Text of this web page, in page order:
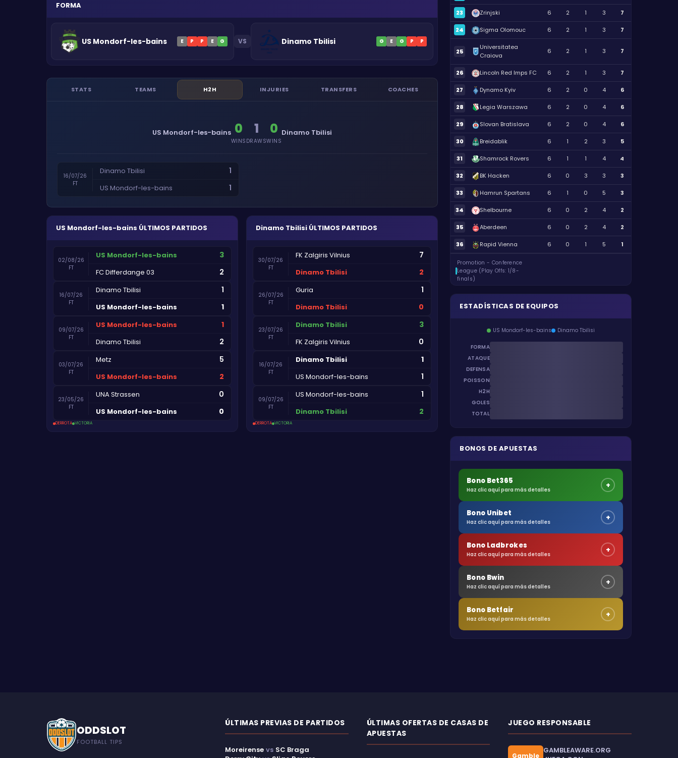
FORMA
US Mondorf-les-bains E P P E G VS Dinamo Tbilisi G E G P P
STATS TEAMS H2H INJURIES TRANSFERS COACHES
US Mondorf-les-bains 0
WINS
1
DRAWS
0
WINS
Dinamo Tbilisi
16/07/26
FT
Dinamo Tbilisi 1
US Mondorf-les-bains 1
US Mondorf-les-bains ÚLTIMOS PARTIDOS
02/08/26
FT
US Mondorf-les-bains 3
FC Differdange 03 2
16/07/26
FT
Dinamo Tbilisi 1
US Mondorf-les-bains 1
09/07/26
FT
US Mondorf-les-bains 1
Dinamo Tbilisi 2
03/07/26
FT
Metz 5
US Mondorf-les-bains 2
23/05/26
FT
UNA Strassen 0
US Mondorf-les-bains 0
DERROTA VICTORIA
Dinamo Tbilisi ÚLTIMOS PARTIDOS
30/07/26
FT
FK Zalgiris Vilnius 7
Dinamo Tbilisi 2
26/07/26
FT
Guria 1
Dinamo Tbilisi 0
23/07/26
FT
Dinamo Tbilisi 3
FK Zalgiris Vilnius 0
16/07/26
FT
Dinamo Tbilisi 1
US Mondorf-les-bains 1
09/07/26
FT
US Mondorf-les-bains 1
Dinamo Tbilisi 2
DERROTA VICTORIA
23 Zrinjski 6 2 1 3 7
24 Sigma Olomouc 6 2 1 3 7
25
Universitatea
Craiova
6 2 1 3 7
26 Lincoln Red Imps FC 6 2 1 3 7
27 Dynamo Kyiv 6 2 0 4 6
28 Legia Warszawa 6 2 0 4 6
29 Slovan Bratislava 6 2 0 4 6
30 Breidablik 6 1 2 3 5
31 Shamrock Rovers 6 1 1 4 4
32 BK Hacken 6 0 3 3 3
33 Hamrun Spartans 6 1 0 5 3
34 Shelbourne 6 0 2 4 2
35 Aberdeen 6 0 2 4 2
36 Rapid Vienna 6 0 1 5 1
Promotion - Conference
League (Play Offs: 1/8-
finals)
ESTADÍSTICAS DE EQUIPOS
US Mondorf-les-bains Dinamo Tbilisi
FORMA
ATAQUE
DEFENSA
POISSON
H2H
GOLES
TOTAL
BONOS DE APUESTAS
Bono Bet365
Haz clic aquí para más detalles +
Bono Unibet
Haz clic aquí para más detalles +
Bono Ladbrokes
Haz clic aquí para más detalles +
Bono Bwin
Haz clic aquí para más detalles +
Bono Betfair
Haz clic aquí para más detalles +
ODDSLOT
FOOTBALL TIPS
ÚLTIMAS PREVIAS DE PARTIDOS
Moreirense vs SC Braga
ÚLTIMAS OFERTAS DE CASAS DE
APUESTAS
JUEGO RESPONSABLE
Gamble
GAMBLEAWARE.ORG